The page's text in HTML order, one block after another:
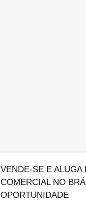
VENDE-SE E ALUGA
COMERCIAL NO
OPORTUNIDADE